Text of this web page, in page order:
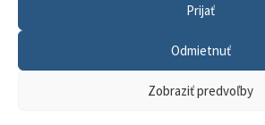
Prijať
Odmietnuť
Zobraziť predvoľby
Sprístupnenie informácií
GDPR